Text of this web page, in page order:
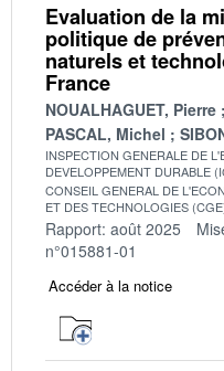
Evaluation de la
politique de
naturels et
France
NOUALHAGUET, Pierre
PASCAL, Michel
INSPECTION GENERALE DE
DEVELOPPEMENT DURABLE
CONSEIL GENERAL DE
ET DES TECHNOLOGIES
Rapport: août 2025
n°015881-01
Accéder à la notice